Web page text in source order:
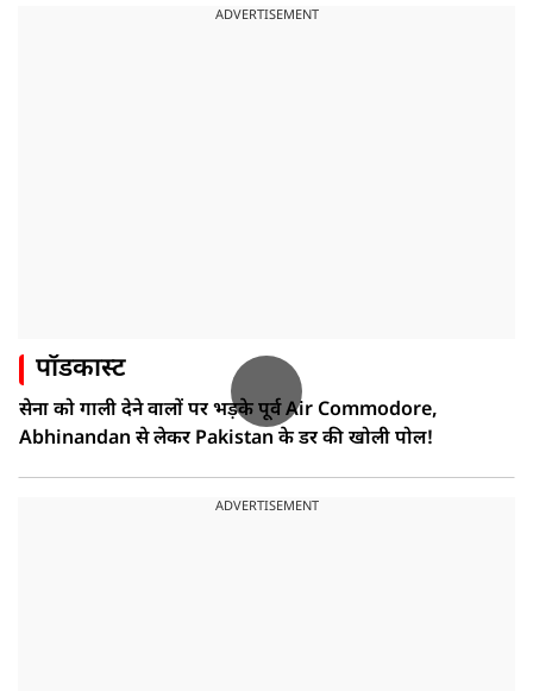
ADVERTISEMENT
पॉडकास्ट
सेना को गाली देने वालों पर भड़के पूर्व Air Commodore,
Abhinandan से लेकर Pakistan के डर की खोली पोल!
ADVERTISEMENT